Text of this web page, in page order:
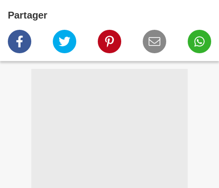
Partager